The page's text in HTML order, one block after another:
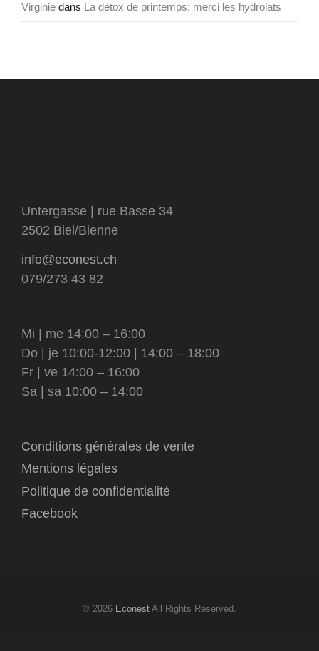
Virginie dans La détox de printemps: merci les hydrolats
Untergasse | rue Basse 34
2502 Biel/Bienne
info@econest.ch
079/273 43 82
Mi | me 14:00 – 16:00
Do | je 10:00-12:00 | 14:00 – 18:00
Fr | ve 14:00 – 16:00
Sa | sa 10:00 – 14:00
Conditions générales de vente
Mentions légales
Politique de confidentialité
Facebook
© 2026 Econest All Rights Reserved.